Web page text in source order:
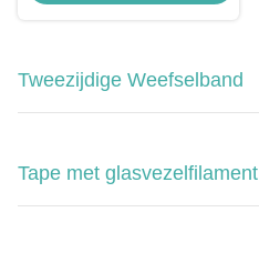
Tweezijdige Weefselband
Tape met glasvezelfilament